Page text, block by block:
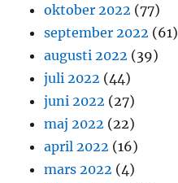
oktober 2022 (77)
september 2022 (61)
augusti 2022 (39)
juli 2022 (44)
juni 2022 (27)
maj 2022 (22)
april 2022 (16)
mars 2022 (4)